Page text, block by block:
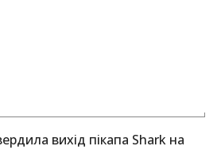
вихід пікапа Shark на